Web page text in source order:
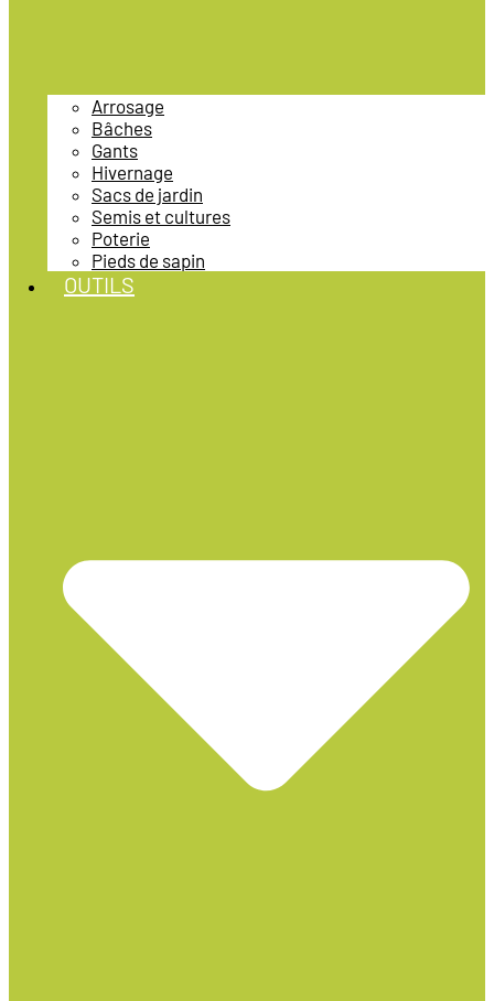
Arrosage
Bâches
Gants
Hivernage
Sacs de jardin
Semis et cultures
Poterie
Pieds de sapin
OUTILS